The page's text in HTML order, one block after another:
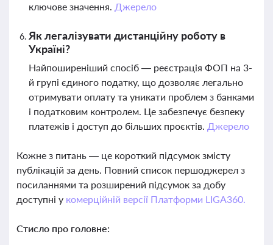
ключове значення. Джерело
Як легалізувати дистанційну роботу в
Україні?
Найпоширеніший спосіб — реєстрація ФОП на 3-
й групі єдиного податку, що дозволяє легально
отримувати оплату та уникати проблем з банками
і податковим контролем. Це забезпечує безпеку
платежів і доступ до більших проєктів. Джерело
Кожне з питань — це короткий підсумок змісту
публікацій за день. Повний список першоджерел з
посиланнями та розширений підсумок за добу
доступні у комерційній версії Платформи LIGA360.
Стисло про головне: